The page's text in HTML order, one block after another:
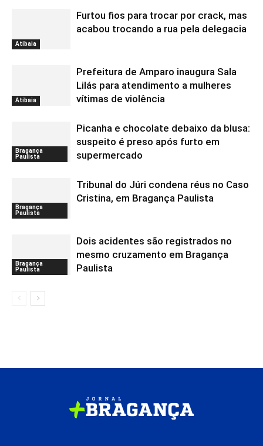
Atibaia
Furtou fios para trocar por crack, mas
acabou trocando a rua pela delegacia
Atibaia
Prefeitura de Amparo inaugura Sala
Lilás para atendimento a mulheres
vítimas de violência
Bragança
Paulista
Picanha e chocolate debaixo da blusa:
suspeito é preso após furto em
supermercado
Bragança
Paulista
Tribunal do Júri condena réus no Caso
Cristina, em Bragança Paulista
Bragança
Paulista
Dois acidentes são registrados no
mesmo cruzamento em Bragança
Paulista